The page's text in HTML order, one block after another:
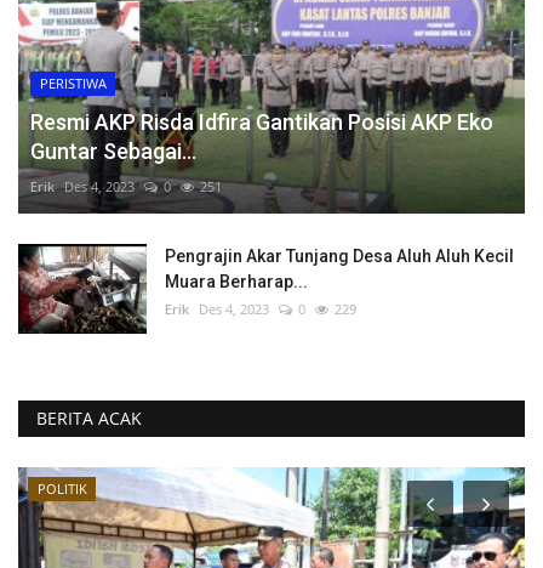
PERISTIWA
Resmi AKP Risda Idfira Gantikan Posisi AKP Eko
Guntar Sebagai...
Erik Des 4, 2023 0 251
Pengrajin Akar Tunjang Desa Aluh Aluh Kecil
Muara Berharap...
Erik Des 4, 2023 0 229
BERITA ACAK
POLITIK